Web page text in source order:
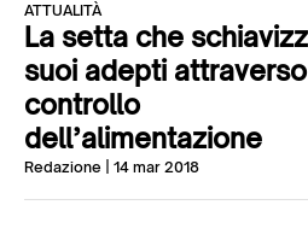
ATTUALITÀ
La setta che
suoi adepti
controllo
dell’alimentazione
Redazione | 14 mar 2018